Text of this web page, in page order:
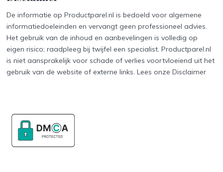
De informatie op Productparel.nl is bedoeld voor algemene
informatiedoeleinden en vervangt geen professioneel advies.
Het gebruik van de inhoud en aanbevelingen is volledig op
eigen risico; raadpleeg bij twijfel een specialist. Productparel.nl
is niet aansprakelijk voor schade of verlies voortvloeiend uit het
gebruik van de website of externe links. Lees onzeDisclaimer